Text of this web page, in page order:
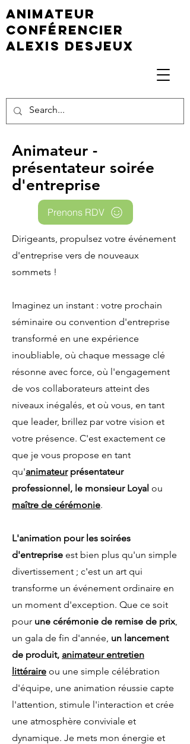
animateur
conférencier
Alexis Desjeux
Animateur -
présentateur soirée
d'entreprise
Prenons RDV
Dirigeants, propulsez votre événement
d'entreprise vers de nouveaux
sommets !
Imaginez un instant : votre prochain
séminaire ou convention d'entreprise
transformé en une expérience
inoubliable, où chaque message clé
résonne avec force, où l'engagement
de vos collaborateurs atteint des
niveaux inégalés, et où vous, en tant
que leader, brillez par votre vision et
votre présence. C'est exactement ce
que je vous propose en tant
qu'animateurprésentateur
professionnel, le monsieur Loyal ou
maître de cérémonie.
L'animation pour les soirées
d'entreprise est bien plus qu'un simple
divertissement ; c'est un art qui
transforme un événement ordinaire en
un moment d'exception. Que ce soit
pour une cérémonie de remise de prix,
un gala de fin d'année, un lancement
de produit, animateur entretien
littéraire ou une simple célébration
d'équipe, une animation réussie capte
l'attention, stimule l'interaction et crée
une atmosphère conviviale et
dynamique. Je mets mon énergie et